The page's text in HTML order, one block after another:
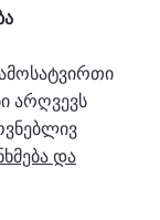
არღვევს
და